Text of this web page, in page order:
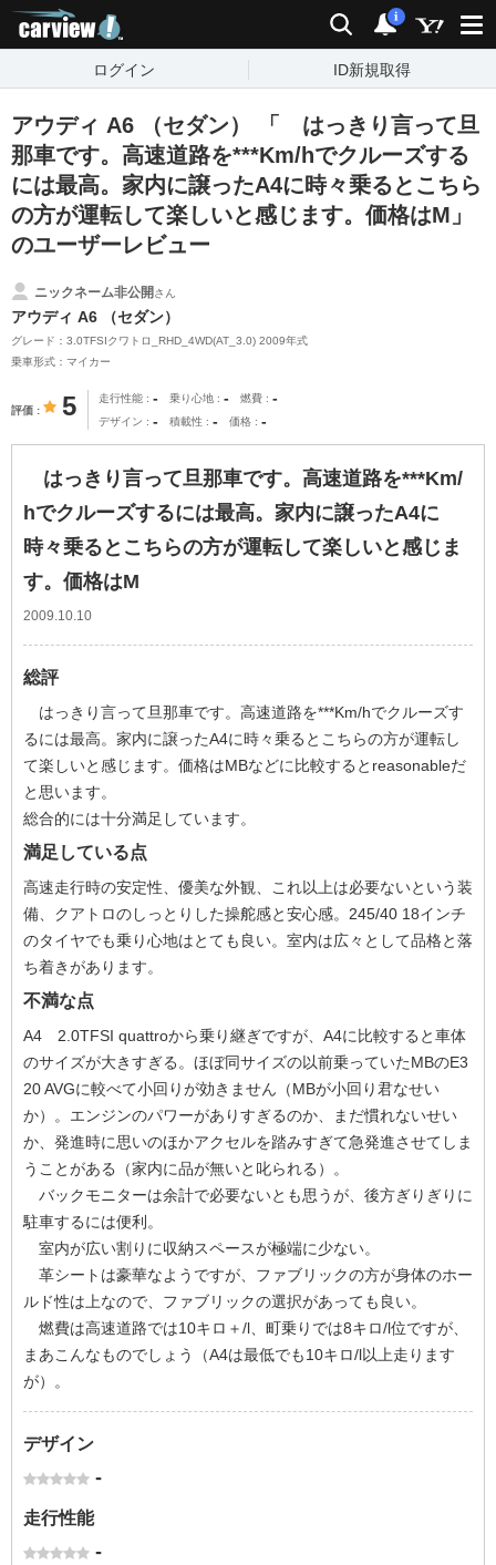
検索 通知
i
ログイン ID新規取得
アウディ A6 （セダン） 「 はっきり言って旦
那車です。高速道路を***Km/hでクルーズする
には最高。家内に譲ったA4に時々乗るとこちら
の方が運転して楽しいと感じます。価格はM」
のユーザーレビュー
ニックネーム非公開さん
アウディ A6 （セダン）
グレード：3.0TFSIクワトロ_RHD_4WD(AT_3.0) 2009年式
乗車形式：マイカー
評価 5 走行性能 - 乗り心地 - 燃費 -
デザイン - 積載性 - 価格 -
はっきり言って旦那車です。高速道路を***Km/
hでクルーズするには最高。家内に譲ったA4に
時々乗るとこちらの方が運転して楽しいと感じま
す。価格はM
2009.10.10
総評
はっきり言って旦那車です。高速道路を***Km/hでクルーズす
るには最高。家内に譲ったA4に時々乗るとこちらの方が運転し
て楽しいと感じます。価格はMBなどに比較するとreasonableだ
と思います。
総合的には十分満足しています。
満足している点
高速走行時の安定性、優美な外観、これ以上は必要ないという装
備、クアトロのしっとりした操舵感と安心感。245/40 18インチ
のタイヤでも乗り心地はとても良い。室内は広々として品格と落
ち着きがあります。
不満な点
A4 2.0TFSI quattroから乗り継ぎですが、A4に比較すると車体
のサイズが大きすぎる。ほぼ同サイズの以前乗っていたMBのE3
20 AVGに較べて小回りが効きません（MBが小回り君なせい
か）。エンジンのパワーがありすぎるのか、まだ慣れないせい
か、発進時に思いのほかアクセルを踏みすぎて急発進させてしま
うことがある（家内に品が無いと叱られる）。
バックモニターは余計で必要ないとも思うが、後方ぎりぎりに
駐車するには便利。
室内が広い割りに収納スペースが極端に少ない。
革シートは豪華なようですが、ファブリックの方が身体のホー
ルド性は上なので、ファブリックの選択があっても良い。
燃費は高速道路では10キロ＋/l、町乗りでは8キロ/l位ですが、
まあこんなものでしょう（A4は最低でも10キロ/l以上走ります
が）。
デザイン
-
走行性能
-